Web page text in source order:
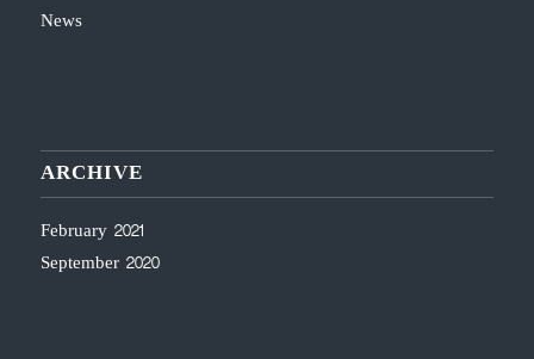
News
ARCHIVE
February 2021
September 2020